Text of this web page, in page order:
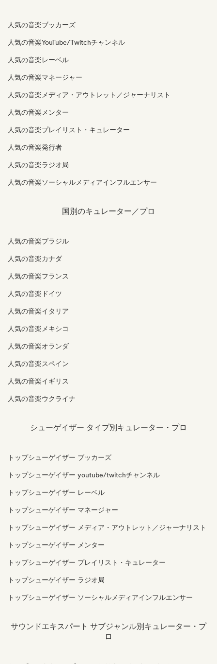
人気の音楽ブッカーズ
人気の音楽YouTube/Twitchチャンネル
人気の音楽レーベル
人気の音楽マネージャー
人気の音楽メディア・アウトレット／ジャーナリスト
人気の音楽メンター
人気の音楽プレイリスト・キュレーター
人気の音楽発行者
人気の音楽ラジオ局
人気の音楽ソーシャルメディアインフルエンサー
国別のキュレーター／プロ
人気の音楽ブラジル
人気の音楽カナダ
人気の音楽フランス
人気の音楽ドイツ
人気の音楽イタリア
人気の音楽メキシコ
人気の音楽オランダ
人気の音楽スペイン
人気の音楽イギリス
人気の音楽ウクライナ
シューゲイザー タイプ別キュレーター・プロ
トップシューゲイザー ブッカーズ
トップシューゲイザー youtube/twitchチャンネル
トップシューゲイザー レーベル
トップシューゲイザー マネージャー
トップシューゲイザー メディア・アウトレット／ジャーナリスト
トップシューゲイザー メンター
トップシューゲイザー プレイリスト・キュレーター
トップシューゲイザー ラジオ局
トップシューゲイザー ソーシャルメディアインフルエンサー
サウンドエキスパート サブジャンル別キュレーター・プ
ロ